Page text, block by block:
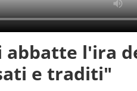
abbatte l'ira
e traditi"